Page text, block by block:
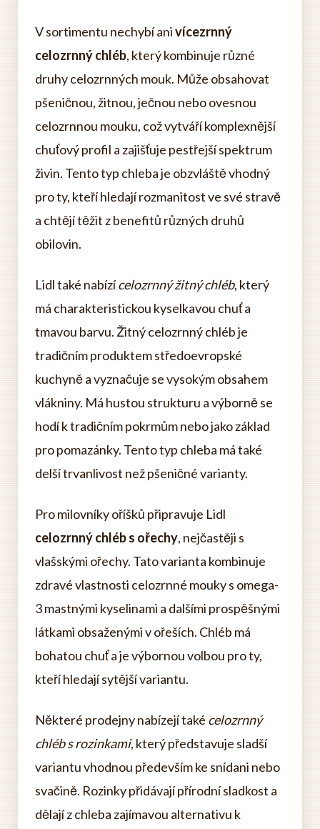
V sortimentu nechybí anivícezrnný
celozrnný chléb, který kombinuje různé
druhy celozrnných mouk. Může obsahovat
pšeničnou, žitnou, ječnou nebo ovesnou
celozrnnou mouku, což vytváří komplexnější
chuťový profil a zajišťuje pestřejší spektrum
živin. Tento typ chleba je obzvláště vhodný
pro ty, kteří hledají rozmanitost ve své stravě
a chtějí těžit z benefitů různých druhů
obilovin.
Lidl také nabízícelozrnný žitný chléb, který
má charakteristickou kyselkavou chuť a
tmavou barvu. Žitný celozrnný chléb je
tradičním produktem středoevropské
kuchyně a vyznačuje se vysokým obsahem
vlákniny. Má hustou strukturu a výborně se
hodí k tradičním pokrmům nebo jako základ
pro pomazánky. Tento typ chleba má také
delší trvanlivost než pšeničné varianty.
Pro milovníky oříšků připravuje Lidl
celozrnný chléb s ořechy, nejčastěji s
vlašskými ořechy. Tato varianta kombinuje
zdravé vlastnosti celozrnné mouky s omega-
3 mastnými kyselinami a dalšími prospěšnými
látkami obsaženými v ořeších. Chléb má
bohatou chuť a je výbornou volbou pro ty,
kteří hledají sytější variantu.
Některé prodejny nabízejí také celozrnný
chléb s rozinkami, který představuje sladší
variantu vhodnou především ke snídani nebo
svačině. Rozinky přidávají přírodní sladkost a
dělají z chleba zajímavou alternativu k